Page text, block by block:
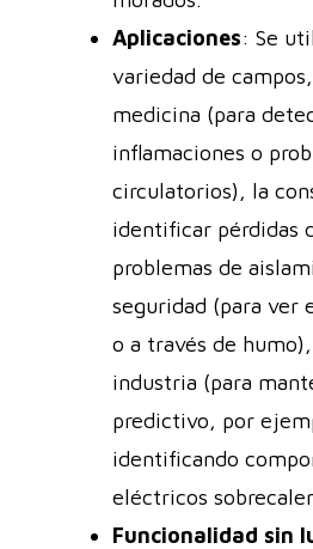
Aplicaciones: Se
variedad de
medicina (para
inflamaciones o
circulatorios), la
identificar pérdidas
problemas de
seguridad (para ver
o a través de
industria (para
predictivo, por
identificando
eléctricos
Funcionalidad sin